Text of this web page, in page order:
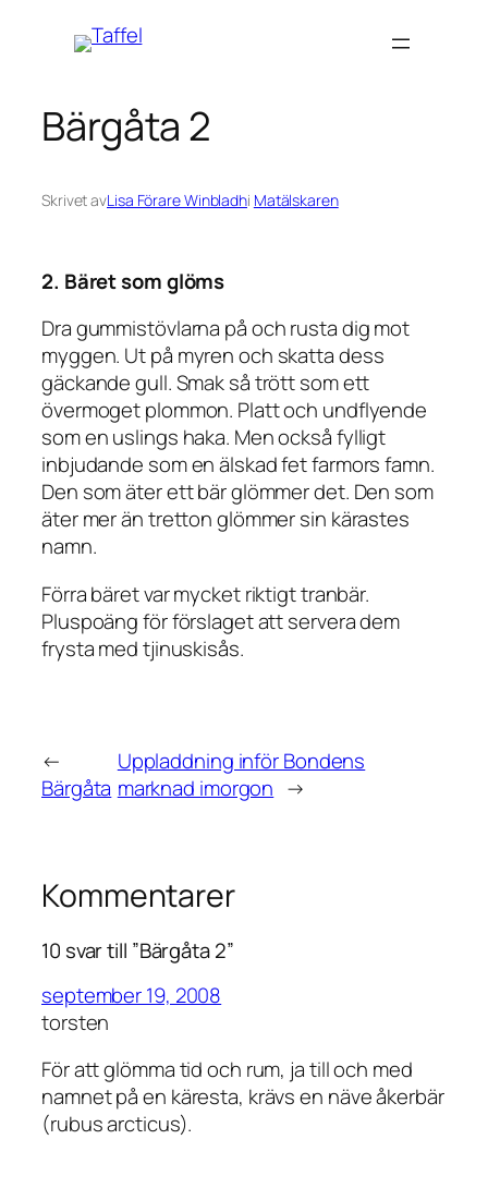
Bärgåta 2
Skrivet avLisa Förare Winbladhi Matälskaren
2. Bäret som glöms
Dra gummistövlarna på och rusta dig mot
myggen. Ut på myren och skatta dess
gäckande gull. Smak så trött som ett
övermoget plommon. Platt och undflyende
som en uslings haka. Men också fylligt
inbjudande som en älskad fet farmors famn.
Den som äter ett bär glömmer det. Den som
äter mer än tretton glömmer sin kärastes
namn.
Förra bäret var mycket riktigt tranbär.
Pluspoäng för förslaget att servera dem
frysta med tjinuskisås.
←
Bärgåta
Uppladdning inför Bondens
marknad imorgon →
Kommentarer
10 svar till ”Bärgåta 2”
september 19, 2008
torsten
För att glömma tid och rum, ja till och med
namnet på en käresta, krävs en näve åkerbär
(rubus arcticus).